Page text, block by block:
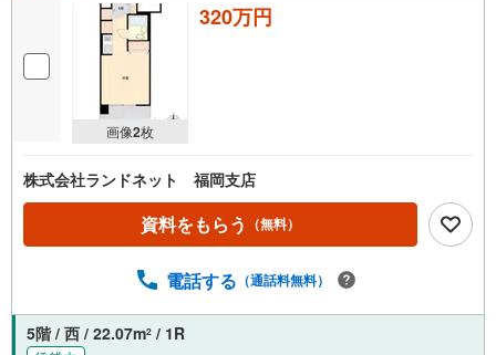
画像2枚
320万円
株式会社ランドネット 福岡支店
資料をもらう （無料）
電話する （通話料無料）
5階 / 西 / 22.07m2 / 1R